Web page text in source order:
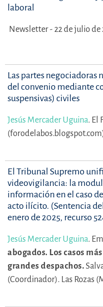
laboral
Newsletter - 22 de julio de
Las partes negociadoras
del convenio mediante
suspensivas) civiles
Jesús Mercader Uguina. El
El Tribunal Supremo
videovigilancia: la
información en el caso
acto ilícito. (Sentencia
enero de 2025, recurso
Jesús Mercader Uguina. Em
abogados. Los casos
grandes despachos.
(Coordinador). Las Rozas